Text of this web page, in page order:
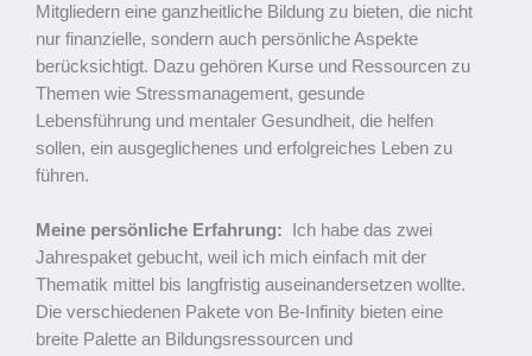
Mitgliedern eine ganzheitliche Bildung zu bieten, die nicht
nur finanzielle, sondern auch persönliche Aspekte
berücksichtigt. Dazu gehören Kurse und Ressourcen zu
Themen wie Stressmanagement, gesunde
Lebensführung und mentaler Gesundheit, die helfen
sollen, ein ausgeglichenes und erfolgreiches Leben zu
führen.
Meine persönliche Erfahrung:
Ich habe das zwei
Jahrespaket gebucht, weil ich mich einfach mit der
Thematik mittel bis langfristig auseinandersetzen wollte.
Die verschiedenen Pakete von Be-Infinity bieten eine
breite Palette an Bildungsressourcen und